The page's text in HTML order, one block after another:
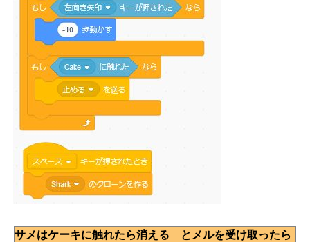
サメはケーキに触れたら消える とメルを受け取ったら